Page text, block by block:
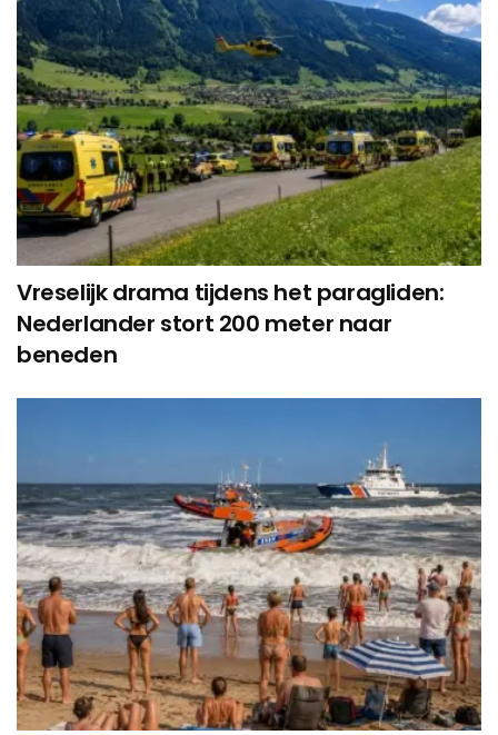
Vreselijk drama tijdens het paragliden:
Nederlander stort 200 meter naar
beneden